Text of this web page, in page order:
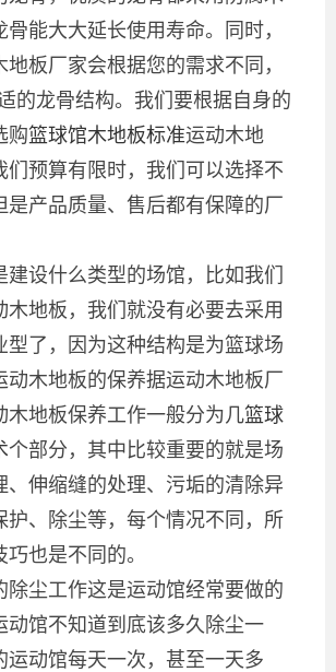
骨能大大延长使用寿命。同时，
地板厂家会根据您的需求不同，
的龙骨结构。我们要根据自身的
购篮球馆木地板标准运动木地
们预算有限时，我们可以选择不
是产品质量、售后都有保障的厂
建设什么类型的场馆，比如我们
木地板，我们就没有必要去采用
型了，因为这种结构是为篮球场
动木地板的保养据运动木地板厂
木地板保养工作一般分为几篮球
个部分，其中比较重要的就是场
、伸缩缝的处理、污垢的清除异
护、除尘等，每个情况不同，所
也是不同的。
除尘工作这是运动馆经常要做的
动馆不知道到底该多久除尘一
运动馆每天一次，甚至一天多